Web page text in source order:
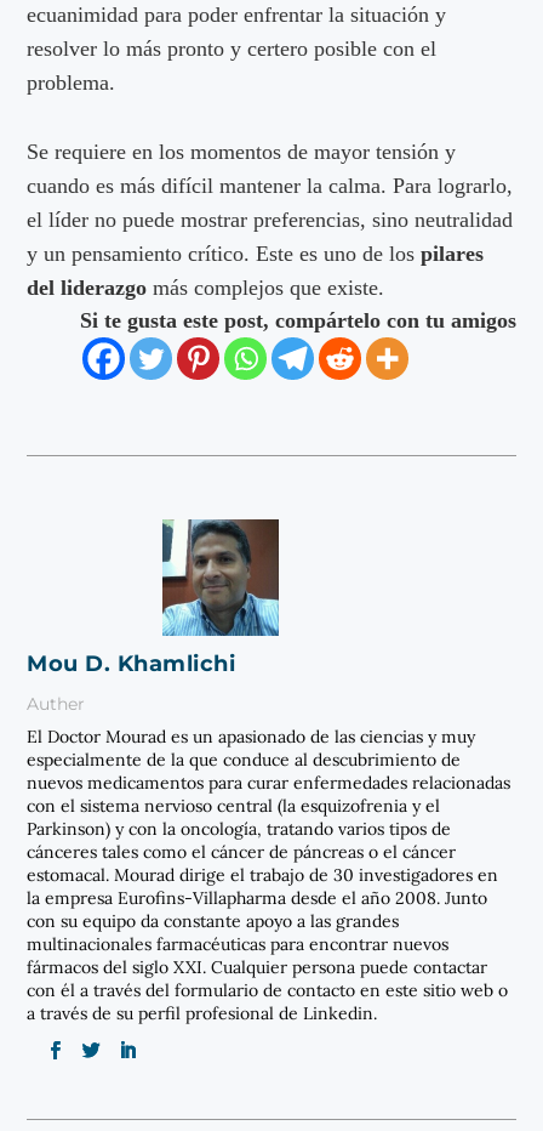
ecuanimidad para poder enfrentar la situación y
resolver lo más pronto y certero posible con el
problema.
Se requiere en los momentos de mayor tensión y
cuando es más difícil mantener la calma. Para lograrlo,
el líder no puede mostrar preferencias, sino neutralidad
y un pensamiento crítico. Este es uno de los pilares
del liderazgo más complejos que existe.
Si te gusta este post, compártelo con tu amigos
Mou D. Khamlichi
Auther
El Doctor Mourad es un apasionado de las ciencias y muy
especialmente de la que conduce al descubrimiento de
nuevos medicamentos para curar enfermedades relacionadas
con el sistema nervioso central (la esquizofrenia y el
Parkinson) y con la oncología, tratando varios tipos de
cánceres tales como el cáncer de páncreas o el cáncer
estomacal. Mourad dirige el trabajo de 30 investigadores en
la empresa Eurofins-Villapharma desde el año 2008. Junto
con su equipo da constante apoyo a las grandes
multinacionales farmacéuticas para encontrar nuevos
fármacos del siglo XXI. Cualquier persona puede contactar
con él a través del formulario de contacto en este sitio web o
a través de su perfil profesional de Linkedin.